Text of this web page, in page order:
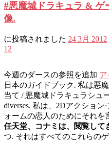
#悪魔城ドラキュラ & ゲ
像.
に投稿されました 24 3月 2012
12
今週のダースの参照を追加 ア
日本のガイドブック. 私は悪
当て / 悪魔城ドラキュラシュ
diverses. 私は、2Dアクショ
ォームの恋人のためにそれを
任天堂、コナミは、閲覧して
つ. それはすべてのこれらの